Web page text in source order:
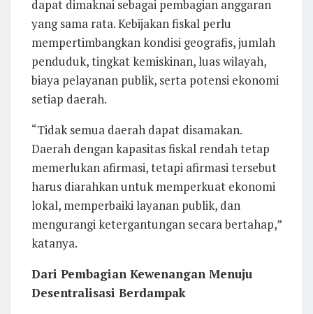
dapat dimaknai sebagai pembagian anggaran
yang sama rata. Kebijakan fiskal perlu
mempertimbangkan kondisi geografis, jumlah
penduduk, tingkat kemiskinan, luas wilayah,
biaya pelayanan publik, serta potensi ekonomi
setiap daerah.
“Tidak semua daerah dapat disamakan.
Daerah dengan kapasitas fiskal rendah tetap
memerlukan afirmasi, tetapi afirmasi tersebut
harus diarahkan untuk memperkuat ekonomi
lokal, memperbaiki layanan publik, dan
mengurangi ketergantungan secara bertahap,”
katanya.
Dari Pembagian Kewenangan Menuju
Desentralisasi Berdampak